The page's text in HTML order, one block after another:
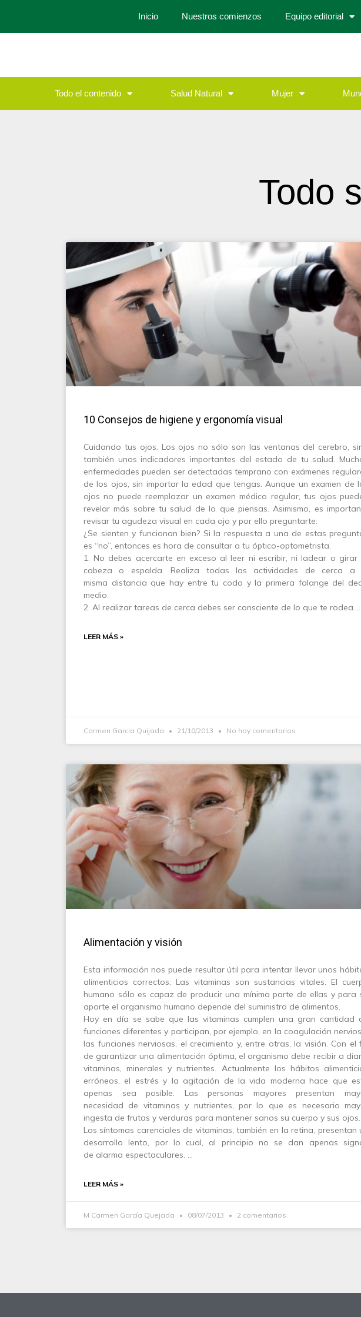
Inicio Nuestros comienzos Equipo editorial
Todo el contenido Salud Natural Mujer
Todo
10 Consejos de higiene y ergonomía visual
Cuidando tus ojos. Los ojos no sólo son las ventanas del cerebro,
también unos indicadores importantes del estado de tu salud.
enfermedades pueden ser detectadas temprano con exámenes
de los ojos, sin importar la edad que tengas. Aunque un examen de
ojos no puede reemplazar un examen médico regular, tus ojos
revelar más sobre tu salud de lo que piensas. Asimismo, es
revisar tu agudeza visual en cada ojo y por ello preguntarte:
¿Se sienten y funcionan bien? Si la respuesta a una de estas
es “no”, entonces es hora de consultar a tu óptico-optometrista.
1. No debes acercarte en exceso al leer ni escribir, ni ladear o girar
cabeza o espalda. Realiza todas las actividades de cerca a
misma distancia que hay entre tu codo y la primera falange del
medio.
2. Al realizar tareas de cerca debes ser consciente de lo que te rodea.…
LEER MÁS »
Carmen Garcia Quijada 21/10/2013 No hay comentarios
Alimentación y visión
Esta información nos puede resultar útil para intentar llevar unos
alimenticios correctos. Las vitaminas son sustancias vitales. El
humano sólo es capaz de producir una mínima parte de ellas y para
aporte el organismo humano depende del suministro de alimentos.
Hoy en día se sabe que las vitaminas cumplen una gran cantidad
funciones diferentes y participan, por ejemplo, en la coagulación
las funciones nerviosas, el crecimiento y, entre otras, la visión. Con el
de garantizar una alimentación óptima, el organismo debe recibir a
vitaminas, minerales y nutrientes. Actualmente los hábitos
erróneos, el estrés y la agitación de la vida moderna hace que
apenas sea posible. Las personas mayores presentan
necesidad de vitaminas y nutrientes, por lo que es necesario
ingesta de frutas y verduras para mantener sanos su cuerpo y sus ojos.
Los síntomas carenciales de vitaminas, también en la retina, presentan
desarrollo lento, por lo cual, al principio no se dan apenas
de alarma espectaculares. …
LEER MÁS »
M Carmen García Quejada 08/07/2013 2 comentarios